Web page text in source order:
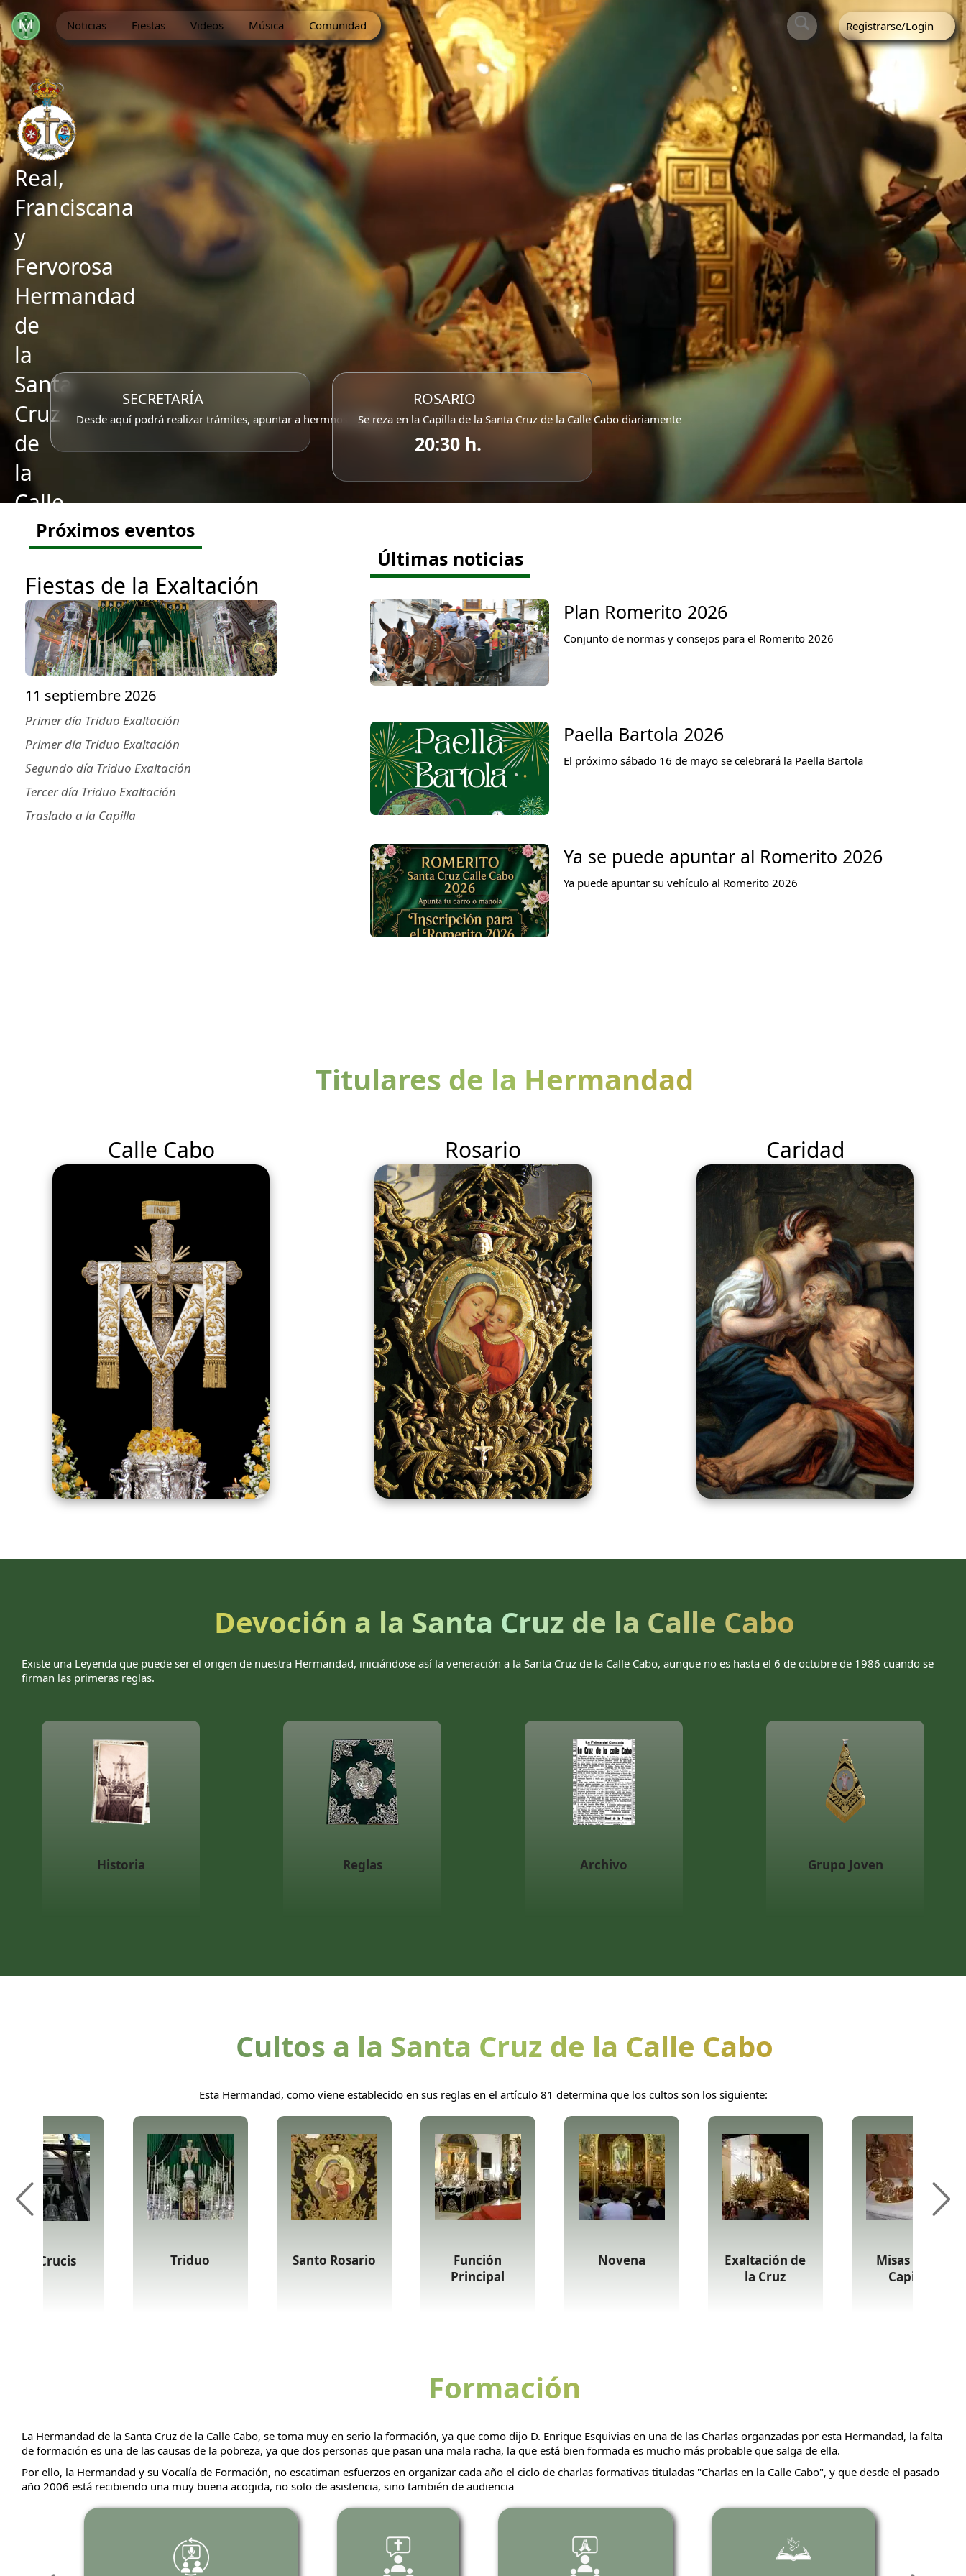
Noticias Fiestas Videos Música Comunidad Registrarse/Login
Real,
Franciscana
y
Fervorosa
Hermandad
de
la
Santa
Cruz
de
la
Calle
Cabo,
Caridad
Ntra.
Sra.
del
Rosario
SECRETARÍA
Desde aquí podrá realizar trámites, apuntar a hermnos, reinas...
ROSARIO
Se reza en la Capilla de la Santa Cruz de la Calle Cabo diariamente
20:30 h.
Próximos eventos
Fiestas de la Exaltación
11 septiembre 2026
Primer día Triduo Exaltación
Primer día Triduo Exaltación
Segundo día Triduo Exaltación
Tercer día Triduo Exaltación
Traslado a la Capilla
Últimas noticias
Plan Romerito 2026
Conjunto de normas y consejos para el Romerito 2026
Paella Bartola 2026
El próximo sábado 16 de mayo se celebrará la Paella Bartola
Ya se puede apuntar al Romerito 2026
Ya puede apuntar su vehículo al Romerito 2026
Titulares de la Hermandad
Calle Cabo Rosario Caridad
Devoción a la Santa Cruz de la Calle Cabo
Existe una Leyenda que puede ser el origen de nuestra Hermandad, iniciándose así la veneración a la Santa Cruz de la Calle Cabo, aunque no es hasta el 6 de octubre de 1986 cuando se
firman las primeras reglas.
Historia Reglas Archivo Grupo Joven
Cultos a la Santa Cruz de la Calle Cabo
Esta Hermandad, como viene establecido en sus reglas en el artículo 81 determina que los cultos son los siguiente:
Via Crucis Triduo Santo Rosario
Función
Principal
Novena
Exaltación de
la Cruz
Misas en la
Capilla
Formación
La Hermandad de la Santa Cruz de la Calle Cabo, se toma muy en serio la formación, ya que como dijo D. Enrique Esquivias en una de las Charlas organzadas por esta Hermandad, la falta
de formación es una de las causas de la pobreza, ya que dos personas que pasan una mala racha, la que está bien formada es mucho más probable que salga de ella.
Por ello, la Hermandad y su Vocalía de Formación, no escatiman esfuerzos en organizar cada año el ciclo de charlas formativas tituladas "Charlas en la Calle Cabo", y que desde el pasado
año 2006 está recibiendo una muy buena acogida, no solo de asistencia, sino también de audiencia